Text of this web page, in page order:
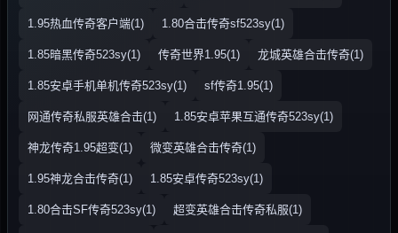
1.95热血传奇客户端(1) 1.80合击传奇sf523sy(1)
1.85暗黑传奇523sy(1) 传奇世界1.95(1) 龙城英雄合击传奇(1)
1.85安卓手机单机传奇523sy(1) sf传奇1.95(1)
网通传奇私服英雄合击(1) 1.85安卓苹果互通传奇523sy(1)
神龙传奇1.95超变(1) 微变英雄合击传奇(1)
1.95神龙合击传奇(1) 1.85安卓传奇523sy(1)
1.80合击SF传奇523sy(1) 超变英雄合击传奇私服(1)